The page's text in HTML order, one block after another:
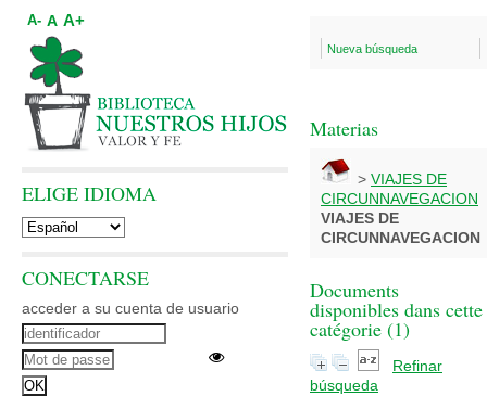
Nueva búsqueda
Materias
> VIAJES DE
CIRCUNNAVEGACION
VIAJES DE
CIRCUNNAVEGACION
Documents
disponibles dans cette
catégorie (1)
Refinar
búsqueda
A- A A+
ELIGE IDIOMA
CONECTARSE
acceder a su cuenta de usuario